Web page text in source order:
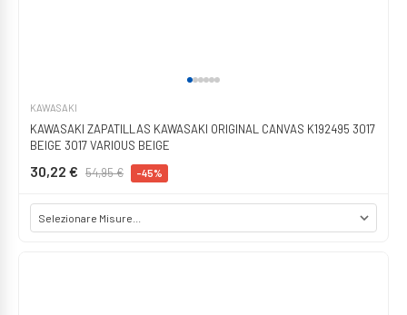
KAWASAKI
KAWASAKI ZAPATILLAS KAWASAKI ORIGINAL CANVAS K192495 3017
BEIGE 3017 VARIOUS BEIGE
30,22 € 54,95 € -45%